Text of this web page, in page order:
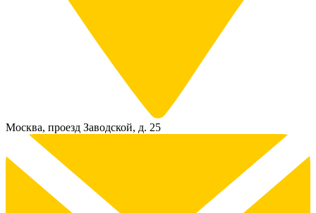
Москва, проезд Заводской, д. 25